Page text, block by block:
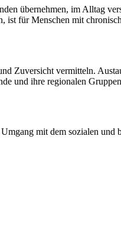
übernehmen, im Alltag
ist für Menschen mit
Zuversicht vermitteln.
und ihre regionalen
mit dem sozialen